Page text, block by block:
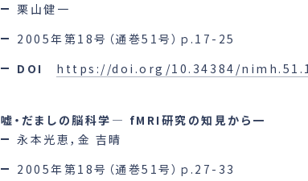
栗山健一
2005年第18号（通巻51号）ｐ.17-25
DOI https://doi.org/10.34384/
嘘・だましの脳科学― fMRI研究の知見から一
永本光恵，金 吉晴
2005年第18号（通巻51号）ｐ.27-33